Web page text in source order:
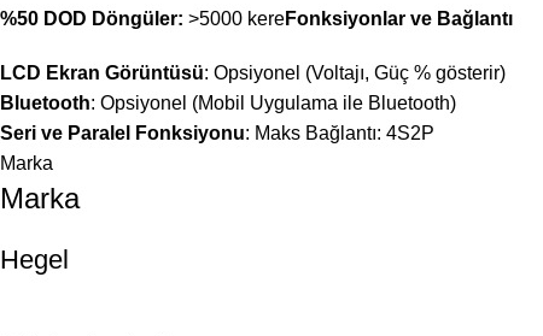
%50 DOD Döngüler: >5000 kereFonksiyonlar ve Bağlantı
LCD Ekran Görüntüsü: Opsiyonel (Voltajı, Güç % gösterir)
Bluetooth: Opsiyonel (Mobil Uygulama ile Bluetooth)
Seri ve Paralel Fonksiyonu: Maks Bağlantı: 4S2P
Marka
Marka
Hegel